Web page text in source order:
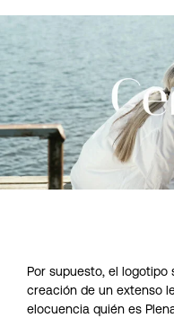
Por supuesto, el
creación de un extenso
elocuencia quién es